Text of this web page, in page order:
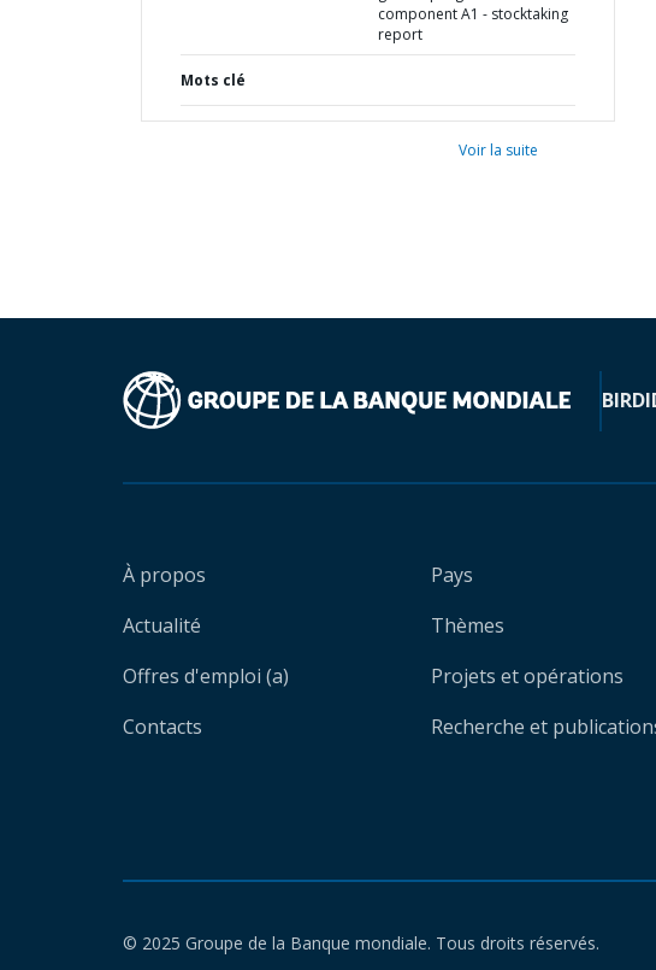
component A1 - stocktaking
report
Mots clé
Voir la suite
BIRD
À propos
Actualité
Offres d'emploi (a)
Contacts
Pays
Thèmes
Projets et opérations
Recherche et
© 2025 Groupe de la Banque mondiale. Tous droits réservés.